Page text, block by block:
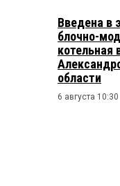
Введена в
блочно-
котельная
области
6 августа 10:30